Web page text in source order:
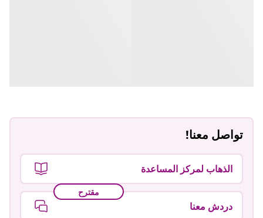
تواصل معنا!
الذهاب لمركز المساعدة
مقترح
دردش معنا